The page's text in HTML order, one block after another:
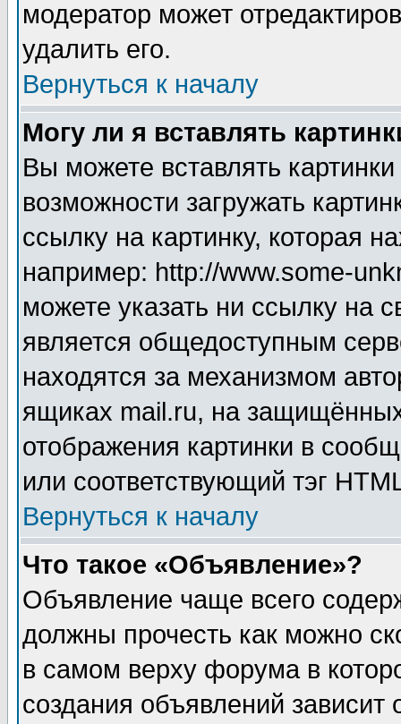
модератор может
удалить его.
Вернуться к началу
Могу ли я вставлять
Вы можете вставлять
возможности загружать
ссылку на картинку, которая
например: http://www.some-
можете указать ни ссылку на
является общедоступным
находятся за механизмом
ящиках mail.ru, на
отображения картинки в
или соответствующий тэг
Вернуться к началу
Что такое «Объявление»?
Объявление чаще всего
должны прочесть как можно
в самом верху форума в
создания объявлений зависит